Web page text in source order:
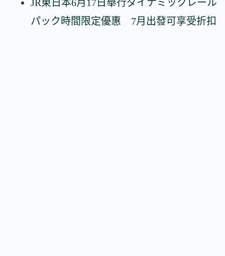
JR東日本6月17日舉行ダイナミックレール
パック時間限定優惠 7月出發可享受折扣